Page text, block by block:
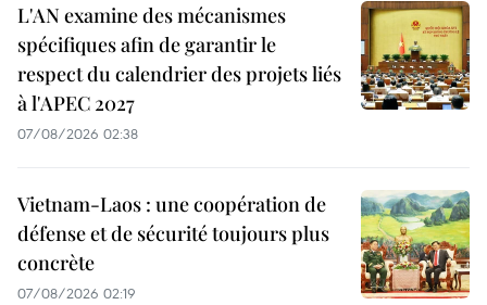
L'AN examine des mécanismes
spécifiques afin de garantir le
respect du calendrier des projets liés
à l'APEC 2027
07/08/2026 02:38
Vietnam-Laos : une coopération de
défense et de sécurité toujours plus
concrète
07/08/2026 02:19